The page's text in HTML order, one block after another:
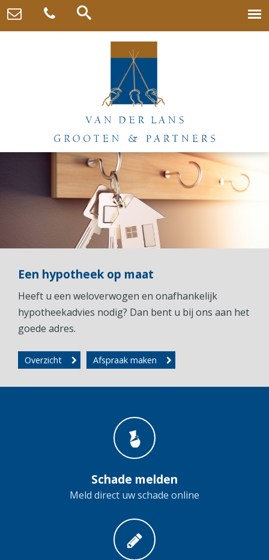
Een hypotheek op maat
Heeft u een weloverwogen en onafhankelijk
hypotheekadvies nodig? Dan bent u bij ons aan het
goede adres.
Overzicht Afspraak maken
Schade melden
Meld direct uw schade online